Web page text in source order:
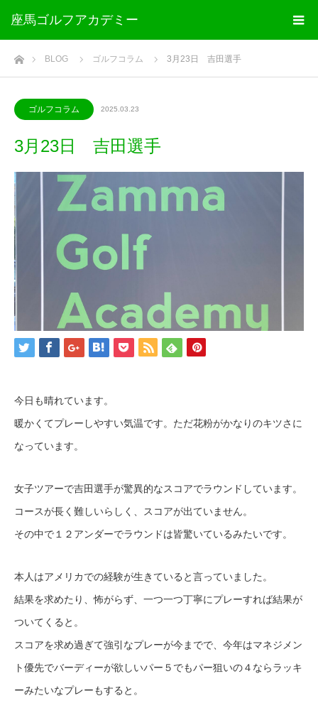
座馬ゴルフアカデミー
ホームBLOG ゴルフコラム 3月23日 吉田選手
ゴルフコラム 2025.03.23
3月23日 吉田選手
今日も晴れています。
暖かくてプレーしやすい気温です。ただ花粉がかなりのキツさに
なっています。
女子ツアーで吉田選手が驚異的なスコアでラウンドしています。
コースが長く難しいらしく、スコアが出ていません。
その中で１２アンダーでラウンドは皆驚いているみたいです。
本人はアメリカでの経験が生きていると言っていました。
結果を求めたり、怖がらず、一つ一つ丁寧にプレーすれば結果が
ついてくると。
スコアを求め過ぎて強引なプレーが今までで、今年はマネジメン
ト優先でバーディーが欲しいパー５でもパー狙いの４ならラッキ
ーみたいなプレーもすると。